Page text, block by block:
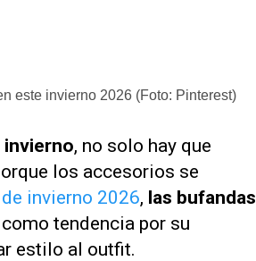
este invierno 2026 (Foto: Pinterest)
invierno, no solo hay que
los accesorios se
invierno 2026, las bufandas
tendencia por su
estilo al outfit.